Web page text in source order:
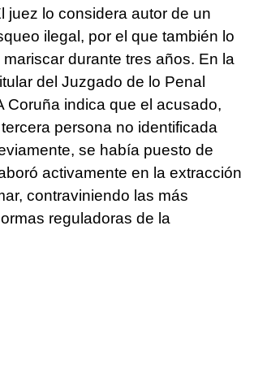
juez lo considera autor de un
ilegal, por el que también lo
durante tres años. En la
del Juzgado de lo Penal
Coruña indica que el acusado,
persona no identificada
se había puesto de
activamente en la extracción
contraviniendo las más
reguladoras de la